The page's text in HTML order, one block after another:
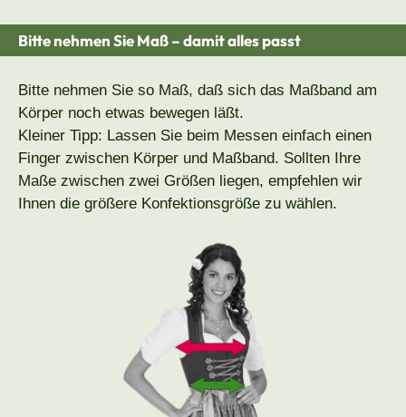
Bitte nehmen Sie Maß – damit alles passt
Bitte nehmen Sie so Maß, daß sich das Maßband am
Körper noch etwas bewegen läßt.
Kleiner Tipp: Lassen Sie beim Messen einfach einen
Finger zwischen Körper und Maßband. Sollten Ihre
Maße zwischen zwei Größen liegen, empfehlen wir
Ihnen die größere Konfektionsgröße zu wählen.